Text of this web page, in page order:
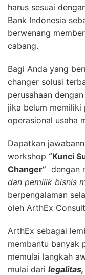
harus sesuai
Bank Indonesia
berwenang
cabang.
Bagi Anda yang
changer solusi
perusahaan
jika belum memiliki
operasional usaha
Dapatkan
workshop “Kunci
Changer” dengan
dan pemilik bisnis
berpengalaman
oleh ArthEx
ArthEx sebagai
membantu banyak
memulai langkah
mulai dari